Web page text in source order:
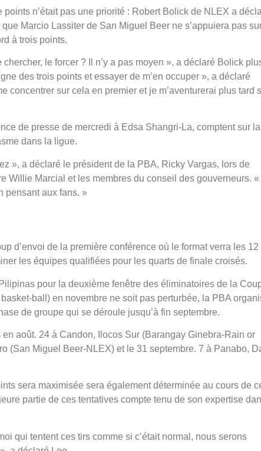
n’était pas une priorité : Robert Bolick de NLEX a
Marcio Lassiter de San Miguel Beer ne s’appuiera pas
à trois points.
le forcer ? Il n’y a pas moyen », a déclaré Bolick
des trois points et essayer de m’en occuper », a déclaré
concentrer sur cela en premier et je m’aventurerai plus tard
de presse de mercredi à Edsa Shangri-La, comptent sur la
dans la ligue.
», a déclaré le président de la PBA, Ricky Vargas, lors de
Willie Marcial et les membres du conseil des gouverneurs. «
pensant aux fans. »
d’envoi de la première conférence où le format verra les 12
les équipes qualifiées pour les quarts de finale croisés.
pour la deuxième fenêtre des éliminatoires de la
ball) en novembre ne soit pas perturbée, la PBA
de groupe qui se déroule jusqu’à fin septembre.
août. 24 à Candon, Ilocos Sur (Barangay Ginebra-Rain or
(San Miguel Beer-NLEX) et le 31 septembre. 7 à Panabo,
sera maximisée sera également déterminée au cours de
partie de ces tentatives compte tenu de son expertise
qui tentent ces tirs comme si c’était normal, nous serons